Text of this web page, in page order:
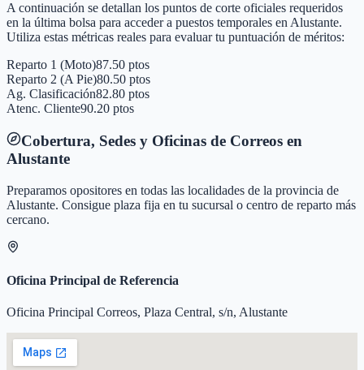
A continuación se detallan los puntos de corte oficiales requeridos
en la última bolsa para acceder a puestos temporales en Alustante.
Utiliza estas métricas reales para evaluar tu puntuación de méritos:
Reparto 1 (Moto)87.50 ptos
Reparto 2 (A Pie)80.50 ptos
Ag. Clasificación82.80 ptos
Atenc. Cliente90.20 ptos
Cobertura, Sedes y Oficinas de Correos en
Alustante
Preparamos opositores en todas las localidades de la provincia de
Alustante. Consigue plaza fija en tu sucursal o centro de reparto más
cercano.
Oficina Principal de Referencia
Oficina Principal Correos, Plaza Central, s/n, Alustante